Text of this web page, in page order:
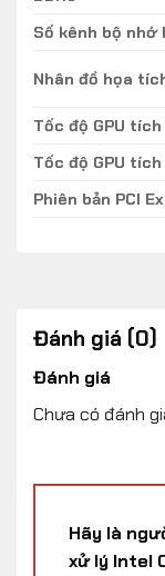
Số kênh bộ
Nhân đồ họa
Tốc độ GPU
Tốc độ GPU
Phiên bản PCI
Đánh giá (0)
Đánh giá
Chưa có đánh
Hãy là
xử lý Intel